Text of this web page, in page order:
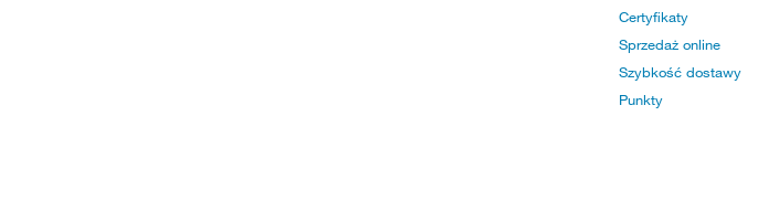
Certyfikaty
Sprzedaż online
Szybkość dostawy
Punkty